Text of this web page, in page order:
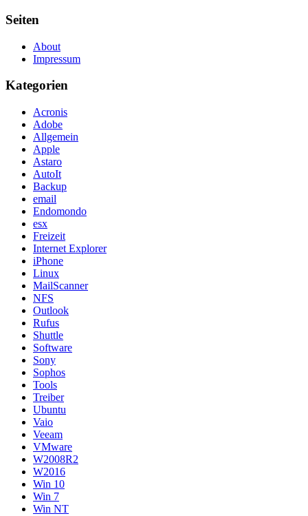
Seiten
About
Impressum
Kategorien
Acronis
Adobe
Allgemein
Apple
Astaro
AutoIt
Backup
email
Endomondo
esx
Freizeit
Internet Explorer
iPhone
Linux
MailScanner
NFS
Outlook
Rufus
Shuttle
Software
Sony
Sophos
Tools
Treiber
Ubuntu
Vaio
Veeam
VMware
W2008R2
W2016
Win 10
Win 7
Win NT